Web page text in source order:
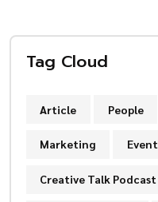
Tag Cloud
Article People
Marketing Event
Creative Talk Podcast